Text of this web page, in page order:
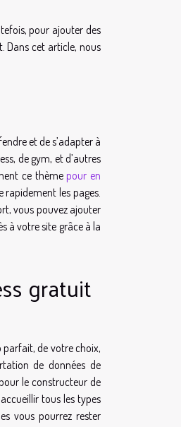
pour ajouter des
Dans cet article, nous
et de s’adapter à
de gym, et d’autres
ce thèmepour en
rapidement les pages.
vous pouvez ajouter
à votre site grâce à la
gratuit
parfait, de votre choix,
de données de
le constructeur de
tous les types
vous pourrez rester